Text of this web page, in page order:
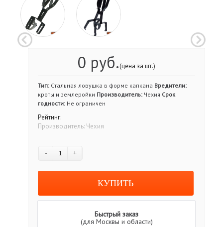
0 руб.(цена за шт.)
Тип: Cтальная ловушка в форме капкана Вредители:
кроты и землеройки Производитель: Чехия Срок
годности: Не ограничен
Рейтинг:
Производитель: Чехия
- +
Быстрый заказ
(для Москвы и области)